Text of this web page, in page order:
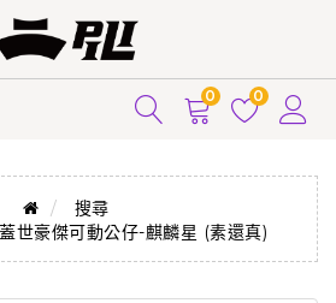
0 0
搜尋
蓋世豪傑可動公仔-麒麟星 (素還真)